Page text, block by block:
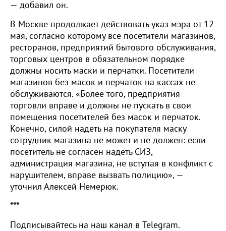
— добавил он.
В Москве продолжает действовать указ мэра от 12
мая, согласно которому все посетители магазинов,
ресторанов, предприятий бытового обслуживания,
торговых центров в обязательном порядке
должны носить маски и перчатки. Посетители
магазинов без масок и перчаток на кассах не
обслуживаются. «Более того, предприятия
торговли вправе и должны не пускать в свои
помещения посетителей без масок и перчаток.
Конечно, силой надеть на покупателя маску
сотрудник магазина не может и не должен: если
посетитель не согласен надеть СИЗ,
администрация магазина, не вступая в конфликт с
нарушителем, вправе вызвать полицию», —
уточнил Алексей Немерюк.
***
Подписывайтесь на наш канал в Telegram.